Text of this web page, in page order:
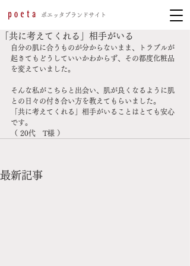
​ポエッタブランドサイト
「共に考えてくれる」相手がいる
自分の肌に合うものが分からないまま、トラブルが
起きてもどうしていいかわからず、その都度化粧品
を変えていました。
そんな私がこちらと出会い、肌が良くなるように肌
との日々の付き合い方を教えてもらいました。
「共に考えてくれる」相手がいることはとても安心
です。
（ 20代　T様 ）
最新記事